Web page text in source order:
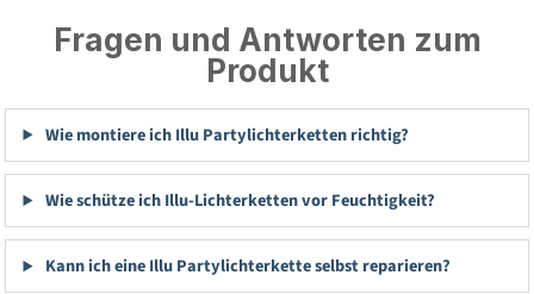
Fragen und Antworten zum
Produkt
Wie montiere ich Illu Partylichterketten richtig?
Wie schütze ich Illu-Lichterketten vor Feuchtigkeit?
Kann ich eine Illu Partylichterkette selbst reparieren?